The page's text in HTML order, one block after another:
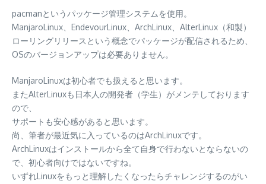
pacmanというパッケージ管理システムを使用。
ManjaroLinux、EndevourLinux、ArchLinux、AlterLinux（和製）
ローリングリリースという概念でパッケージが配信されるため、
OSのバージョンアップは必要ありません。
ManjaroLinuxは初心者でも扱えると思います。
またAlterLinuxも日本人の開発者（学生）がメンテしております
ので、
サポートも安心感があると思います。
尚、筆者が最近気に入っているのはArchLinuxです。
ArchLinuxはインストールから全て自身で行わないとならないの
で、初心者向けではないですね。
いずれLinuxをもっと理解したくなったらチャレンジするのがい